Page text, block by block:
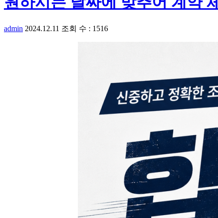
admin 2024.12.11 조회 수 : 1516